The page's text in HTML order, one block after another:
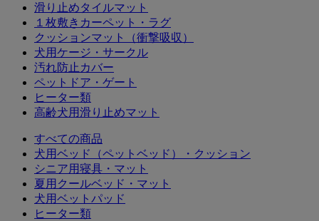
滑り止めタイルマット
１枚敷きカーペット・ラグ
クッションマット（衝撃吸収）
犬用ケージ・サークル
汚れ防止カバー
ペットドア・ゲート
ヒーター類
高齢犬用滑り止めマット
すべての商品
犬用ベッド（ペットベッド）・クッション
シニア用寝具・マット
夏用クールベッド・マット
犬用ベットパッド
ヒーター類